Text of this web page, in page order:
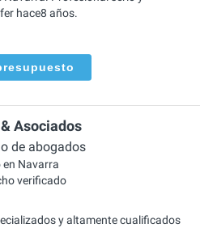
hace8 años.
Asociados
de abogados
en Navarra
verificado
y altamente cualificados